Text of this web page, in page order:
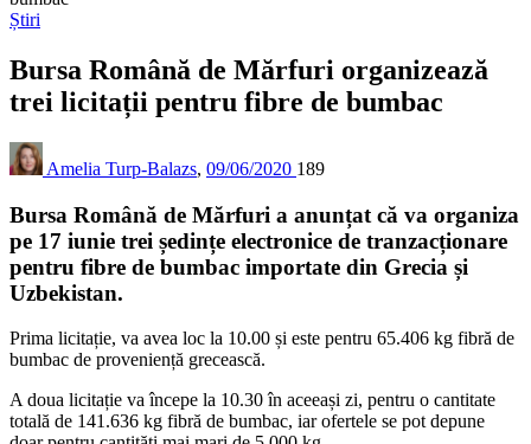
Știri
Bursa Română de Mărfuri organizează
trei licitații pentru fibre de bumbac
Amelia Turp-Balazs, 09/06/2020 189
Bursa Română de Mărfuri a anunțat că va organiza
pe 17 iunie trei ședințe electronice de tranzacționare
pentru fibre de bumbac importate din Grecia și
Uzbekistan.
Prima licitație, va avea loc la 10.00 și este pentru 65.406 kg fibră de
bumbac de proveniență grecească.
A doua licitație va începe la 10.30 în aceeași zi, pentru o cantitate
totală de 141.636 kg fibră de bumbac, iar ofertele se pot depune